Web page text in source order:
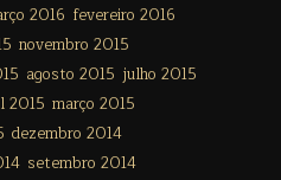
2016 fevereiro 2016
novembro 2015
agosto 2015 julho 2015
2015 março 2015
dezembro 2014
setembro 2014